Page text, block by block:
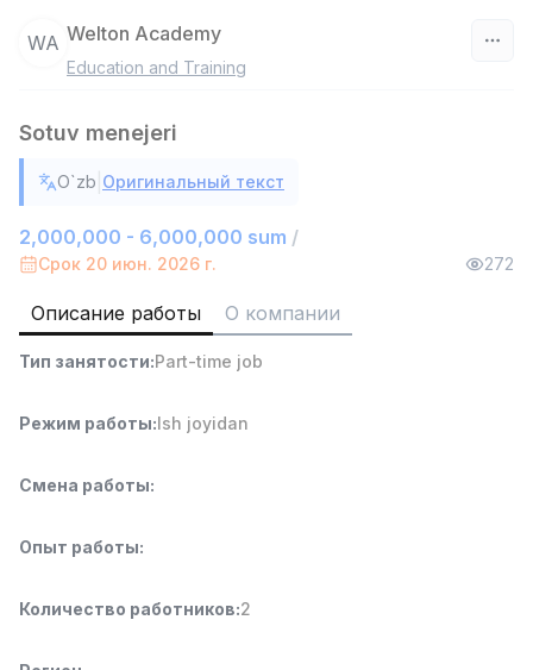
4,280,000 sum/
Full time job
Руководитель отдела продаж
6,000,000 - 15,000,000 sum
Full time job
Ish joyidan
Продавец-консультант
Full time job
Ish joyidan
Повар фастфуда
LES AILES
WA Welton Academy
Education and Training
Sotuv menejeri
O`zb Оригинальный текст
2,000,000 - 6,000,000 sum /
Срок 20 июн. 2026 г. 272
Описание работы О компании
Тип занятости:Part-time job
Режим работы:Ish joyidan
Смена работы:
Опыт работы:
Количество работников:2